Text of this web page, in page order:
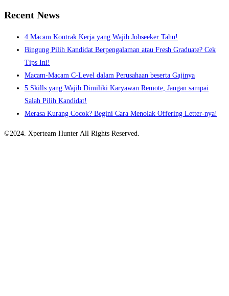
Recent News
4 Macam Kontrak Kerja yang Wajib Jobseeker Tahu!
Bingung Pilih Kandidat Berpengalaman atau Fresh Graduate? Cek
Tips Ini!
Macam-Macam C-Level dalam Perusahaan beserta Gajinya
5 Skills yang Wajib Dimiliki Karyawan Remote, Jangan sampai
Salah Pilih Kandidat!
Merasa Kurang Cocok? Begini Cara Menolak Offering Letter-nya!
©2024. Xperteam Hunter All Rights Reserved.